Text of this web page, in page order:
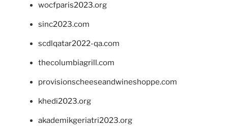
wocfparis2023.org
sinc2023.com
scdlqatar2022-qa.com
thecolumbiagrill.com
provisionscheeseandwineshoppe.com
khedi2023.org
akademikgeriatri2023.org